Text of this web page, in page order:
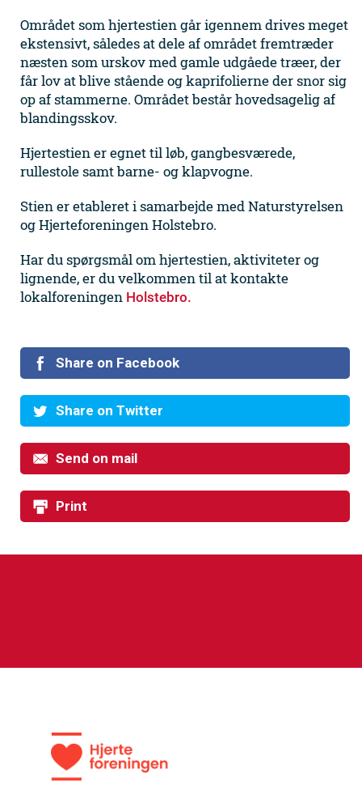
Området som hjertestien går igennem drives meget
ekstensivt, således at dele af området fremtræder
næsten som urskov med gamle udgåede træer, der
får lov at blive stående og kaprifolierne der snor sig
op af stammerne. Området består hovedsagelig af
blandingsskov.
Hjertestien er egnet til løb, gangbesværede,
rullestole samt barne- og klapvogne.
Stien er etableret i samarbejde med Naturstyrelsen
og Hjerteforeningen Holstebro.
Har du spørgsmål om hjertestien, aktiviteter og
lignende, er du velkommen til at kontakte
lokalforeningen Holstebro.
Share on Facebook
Share on Twitter
Send on mail
Print